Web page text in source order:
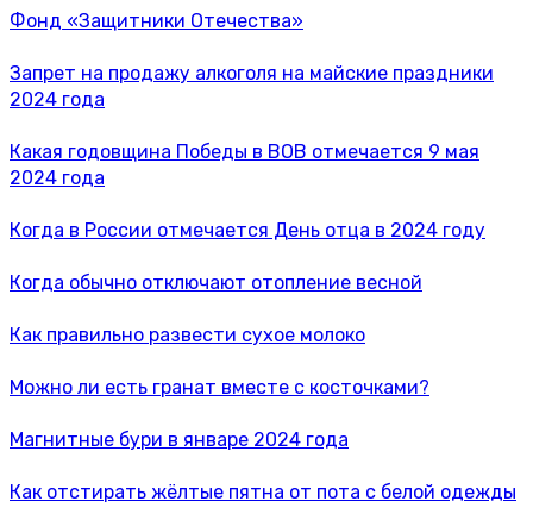
Фонд «Защитники Отечества»
Запрет на продажу алкоголя на майские праздники
2024 года
Какая годовщина Победы в ВОВ отмечается 9 мая
2024 года
Когда в России отмечается День отца в 2024 году
Когда обычно отключают отопление весной
Как правильно развести сухое молоко
Можно ли есть гранат вместе с косточками?
Магнитные бури в январе 2024 года
Как отстирать жёлтые пятна от пота с белой одежды